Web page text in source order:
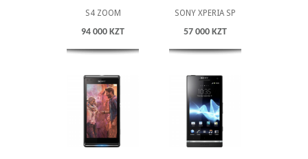
S4 ZOOM
94 000 KZT
SONY XPERIA SP
57 000 KZT